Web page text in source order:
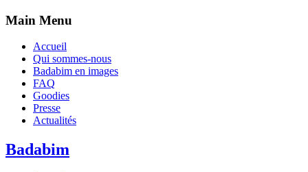
Main Menu
Accueil
Qui sommes-nous
Badabim en images
FAQ
Goodies
Presse
Actualités
Badabim